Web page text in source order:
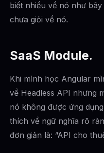
biết nhiều về nó như
chưa giỏi về nó.
SaaS Module.
Khi mình học Angular
về Headless API nhưng
nó không được ứng
thích về ngữ nghĩa rõ
đơn giản là: “API cho